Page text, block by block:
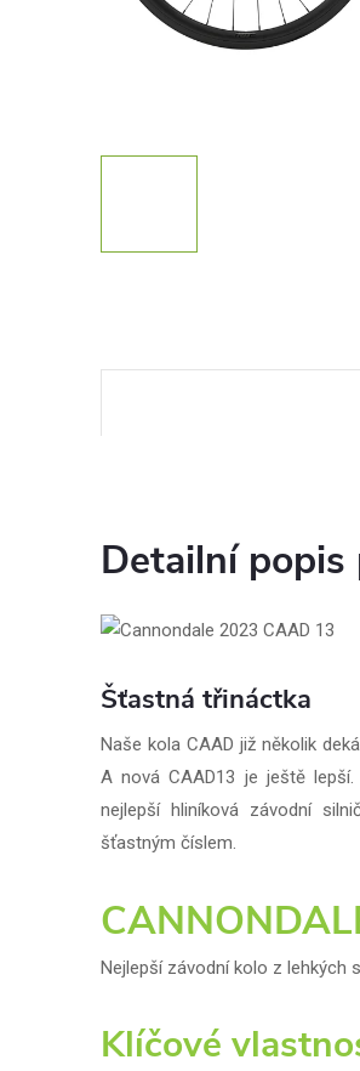
Detailní
Šťastná třináctka
Naše kola CAAD již několik
A nová CAAD13 je ještě
nejlepší hliníková závodní
šťastným číslem.
Nejlepší závodní kolo z lehkých
Klíčové